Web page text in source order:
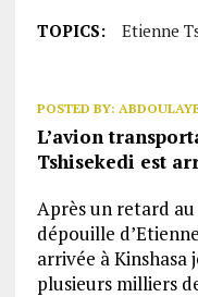
TOPICS: Etienne
POSTED BY:
L’avion
Tshisekedi est
Après un retard
dépouille
arrivée à
plusieurs milliers